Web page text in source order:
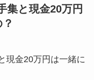
集と現金20万円
現金20万円は一緒に